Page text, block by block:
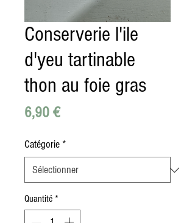
Conserverie l'ile
d'yeu tartinable
thon au foie gras
6,90 €Prix
Catégorie *
Quantité *